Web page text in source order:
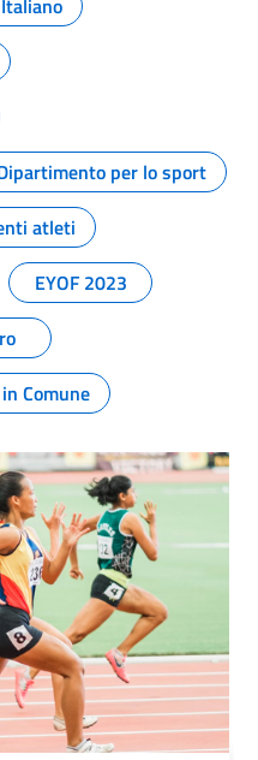
per lo sport
atleti
EYOF 2023
Comune